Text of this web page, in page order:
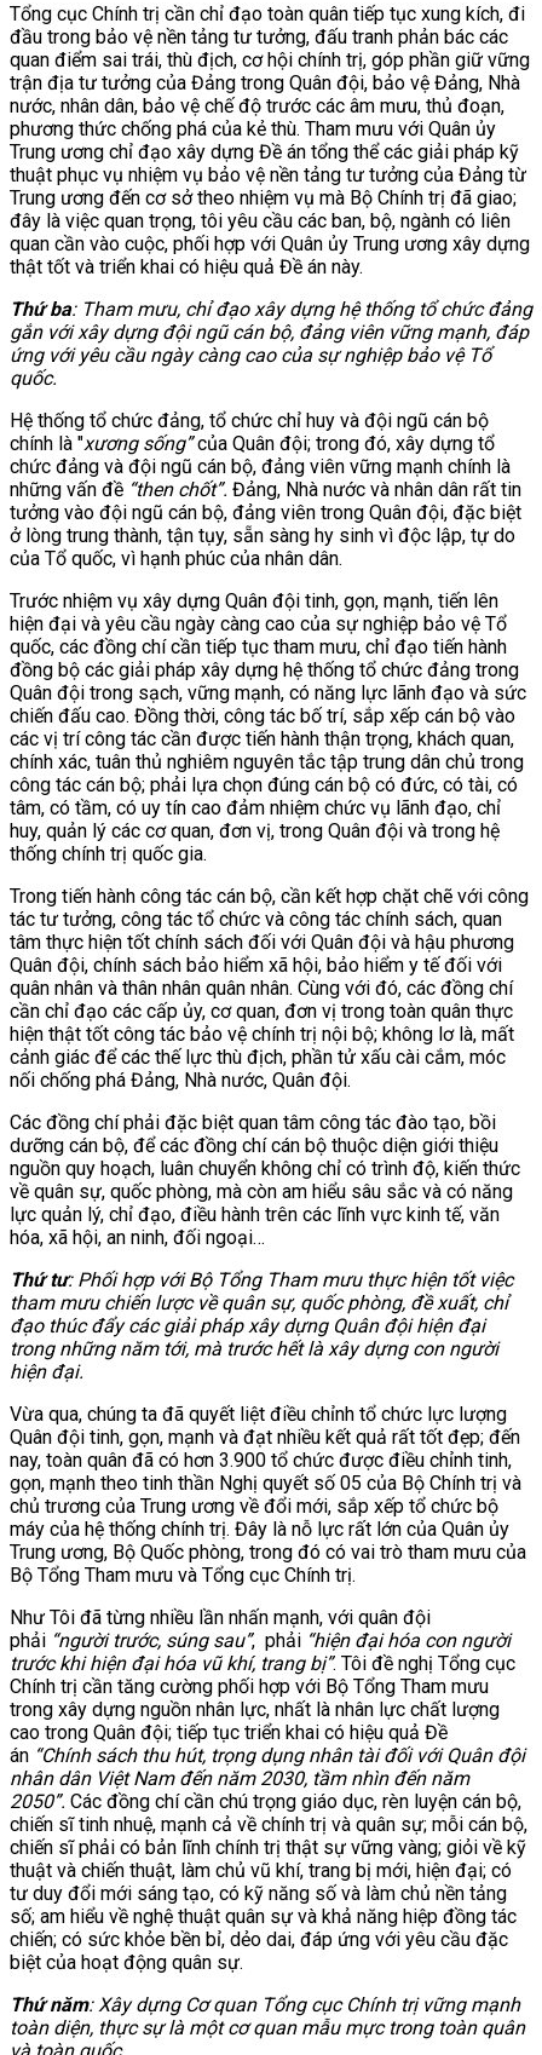
Tổng cục Chính trị cần chỉ đạo toàn quân tiếp tục xung kích, đi
đầu trong bảo vệ nền tảng tư tưởng, đấu tranh phản bác các
quan điểm sai trái, thù địch, cơ hội chính trị, góp phần giữ vững
trận địa tư tưởng của Đảng trong Quân đội, bảo vệ Đảng, Nhà
nước, nhân dân, bảo vệ chế độ trước các âm mưu, thủ đoạn,
phương thức chống phá của kẻ thù. Tham mưu với Quân ủy
Trung ương chỉ đạo xây dựng Đề án tổng thể các giải pháp kỹ
thuật phục vụ nhiệm vụ bảo vệ nền tảng tư tưởng của Đảng từ
Trung ương đến cơ sở theo nhiệm vụ mà Bộ Chính trị đã giao;
đây là việc quan trọng, tôi yêu cầu các ban, bộ, ngành có liên
quan cần vào cuộc, phối hợp với Quân ủy Trung ương xây dựng
thật tốt và triển khai có hiệu quả Đề án này.
Thứ ba:Tham mưu, chỉ đạo xây dựng hệ thống tổ chức đảng
gắn với xây dựng đội ngũ cán bộ, đảng viên vững mạnh, đáp
ứng với yêu cầu ngày càng cao của sự nghiệp bảo vệ Tổ
quốc.
Hệ thống tổ chức đảng, tổ chức chỉ huy và đội ngũ cán bộ
chính là "xương sống” của Quân đội; trong đó, xây dựng tổ
chức đảng và đội ngũ cán bộ, đảng viên vững mạnh chính là
những vấn đề “then chốt”. Đảng, Nhà nước và nhân dân rất tin
tưởng vào đội ngũ cán bộ, đảng viên trong Quân đội, đặc biệt
ở lòng trung thành, tận tụy, sẵn sàng hy sinh vì độc lập, tự do
của Tổ quốc, vì hạnh phúc của nhân dân.
Trước nhiệm vụ xây dựng Quân đội tinh, gọn, mạnh, tiến lên
hiện đại và yêu cầu ngày càng cao của sự nghiệp bảo vệ Tổ
quốc, các đồng chí cần tiếp tục tham mưu, chỉ đạo tiến hành
đồng bộ các giải pháp xây dựng hệ thống tổ chức đảng trong
Quân đội trong sạch, vững mạnh, có năng lực lãnh đạo và sức
chiến đấu cao. Đồng thời, công tác bố trí, sắp xếp cán bộ vào
các vị trí công tác cần được tiến hành thận trọng, khách quan,
chính xác, tuân thủ nghiêm nguyên tắc tập trung dân chủ trong
công tác cán bộ; phải lựa chọn đúng cán bộ có đức, có tài, có
tâm, có tầm, có uy tín cao đảm nhiệm chức vụ lãnh đạo, chỉ
huy, quản lý các cơ quan, đơn vị, trong Quân đội và trong hệ
thống chính trị quốc gia.
Trong tiến hành công tác cán bộ, cần kết hợp chặt chẽ với công
tác tư tưởng, công tác tổ chức và công tác chính sách, quan
tâm thực hiện tốt chính sách đối với Quân đội và hậu phương
Quân đội, chính sách bảo hiểm xã hội, bảo hiểm y tế đối với
quân nhân và thân nhân quân nhân. Cùng với đó, các đồng chí
cần chỉ đạo các cấp ủy, cơ quan, đơn vị trong toàn quân thực
hiện thật tốt công tác bảo vệ chính trị nội bộ; không lơ là, mất
cảnh giác để các thế lực thù địch, phần tử xấu cài cắm, móc
nối chống phá Đảng, Nhà nước, Quân đội.
Các đồng chí phải đặc biệt quan tâm công tác đào tạo, bồi
dưỡng cán bộ, để các đồng chí cán bộ thuộc diện giới thiệu
nguồn quy hoạch, luân chuyển không chỉ có trình độ, kiến thức
về quân sự, quốc phòng, mà còn am hiểu sâu sắc và có năng
lực quản lý, chỉ đạo, điều hành trên các lĩnh vực kinh tế, văn
hóa, xã hội, an ninh, đối ngoại…
Thứ tư: Phối hợp với Bộ Tổng Tham mưu thực hiện tốt việc
tham mưu chiến lược về quân sự, quốc phòng, đề xuất, chỉ
đạo thúc đẩy các giải pháp xây dựng Quân đội hiện đại
trong những năm tới, mà trước hết là xây dựng con người
hiện đại.
Vừa qua, chúng ta đã quyết liệt điều chỉnh tổ chức lực lượng
Quân đội tinh, gọn, mạnh và đạt nhiều kết quả rất tốt đẹp; đến
nay, toàn quân đã có hơn 3.900 tổ chức được điều chỉnh tinh,
gọn, mạnh theo tinh thần Nghị quyết số 05 của Bộ Chính trị và
chủ trương của Trung ương về đổi mới, sắp xếp tổ chức bộ
máy của hệ thống chính trị. Đây là nỗ lực rất lớn của Quân ủy
Trung ương, Bộ Quốc phòng, trong đó có vai trò tham mưu của
Bộ Tổng Tham mưu và Tổng cục Chính trị.
Như Tôi đã từng nhiều lần nhấn mạnh, với quân đội
phải “người trước, súng sau”, phải “hiện đại hóa con người
trước khi hiện đại hóa vũ khí, trang bị”. Tôi đề nghị Tổng cục
Chính trị cần tăng cường phối hợp với Bộ Tổng Tham mưu
trong xây dựng nguồn nhân lực, nhất là nhân lực chất lượng
cao trong Quân đội; tiếp tục triển khai có hiệu quả Đề
án “Chính sách thu hút, trọng dụng nhân tài đối với Quân đội
nhân dân Việt Nam đến năm 2030, tầm nhìn đến năm
2050”. Các đồng chí cần chú trọng giáo dục, rèn luyện cán bộ,
chiến sĩ tinh nhuệ, mạnh cả về chính trị và quân sự; mỗi cán bộ,
chiến sĩ phải có bản lĩnh chính trị thật sự vững vàng; giỏi về kỹ
thuật và chiến thuật, làm chủ vũ khí, trang bị mới, hiện đại; có
tư duy đổi mới sáng tạo, có kỹ năng số và làm chủ nền tảng
số; am hiểu về nghệ thuật quân sự và khả năng hiệp đồng tác
chiến; có sức khỏe bền bỉ, dẻo dai, đáp ứng với yêu cầu đặc
biệt của hoạt động quân sự.
Thứ năm:Xây dựng Cơ quan Tổng cục Chính trị vững mạnh
toàn diện, thực sự là một cơ quan mẫu mực trong toàn quân
và toàn quốc.